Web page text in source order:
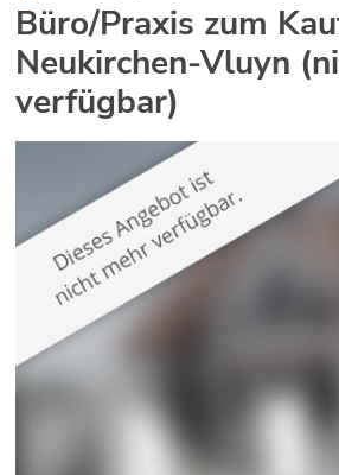
Büro/Praxis zum
Neukirchen-Vluyn
verfügbar)